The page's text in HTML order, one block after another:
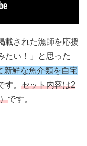
載された漁師を応援
たい！」と思った
新鮮な魚介類を自宅
す。 セット内容は2
です。